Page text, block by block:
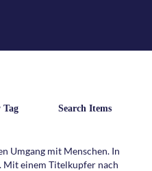
Tag Search Items